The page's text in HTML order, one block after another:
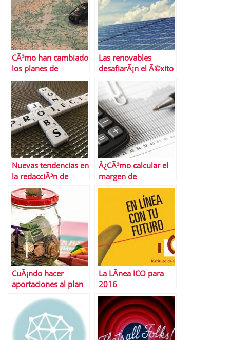
CÃ³mo han cambiado
los planes de
transporte en
Semana Santa las
restricciones
Las renovables
desafiarÃ¡n el Ã©xito
del gas natural a
largo plazo
Nuevas tendencias en
la redacciÃ³n de
curriculums que
debes conocer
Â¿CÃ³mo calcular el
margen de
contribuciÃ³n?
CuÃ¡ndo hacer
aportaciones al plan
La LÃ­nea ICO para
2016